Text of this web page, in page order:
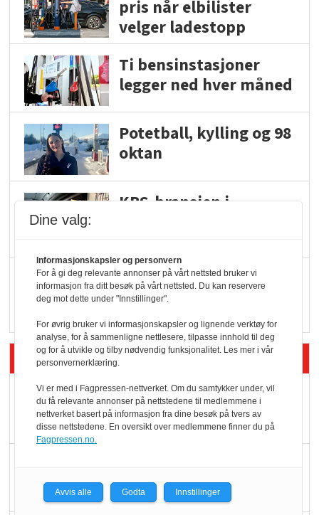
pris når elbilister
velger ladestopp
Ti bensinstasjoner
legger ned hver måned
Potetball, kylling og 98
oktan
KBS-bransjen i
Vokser med ferdigmat
i dagligvare
Siste artikler - Butikk i praksis
Rema-flaggskip
dundrer videre
ølsalget
Dine valg:
Informasjonskapsler og personvern
For å gi deg relevante annonser på vårt nettsted bruker vi
informasjon fra ditt besøk på vårt nettsted. Du kan reservere
deg mot dette under "Innstillinger".
For øvrig bruker vi informasjonskapsler og lignende verktøy for
analyse, for å sammenligne nettlesere, tilpasse innhold til deg
og for å utvikle og tilby nødvendig funksjonalitet. Les mer i vår
personvernerklæring.
Vi er med i Fagpressen-nettverket. Om du samtykker under, vil
du få relevante annonser på nettstedene til medlemmene i
nettverket basert på informasjon fra dine besøk på tvers av
disse nettstedene. En oversikt over medlemmene finner du på
Fagpressen.no.
Avvis alle Godta Innstillinger